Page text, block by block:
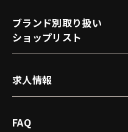
ブランド別取り扱い
ショップリスト
求人情報
FAQ